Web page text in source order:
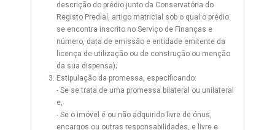
descrição do prédio junto da Conservatória do
Registo Predial, artigo matricial sob o qual o prédio
se encontra inscrito no Serviço de Finanças e
número, data de emissão e entidade emitente da
licença de utilização ou de construção ou menção
da sua dispensa);
Estipulação da promessa, especificando:
- Se se trata de uma promessa bilateral ou unilateral
e,
- Se o imóvel é ou não adquirido livre de ónus,
encargos ou outras responsabilidades, e livre e